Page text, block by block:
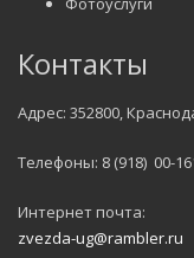
Контакты
Адрес: 352800,
Телефоны: 8 (918) 00-
Интернет почта:
zvezda-ug@rambler.ru